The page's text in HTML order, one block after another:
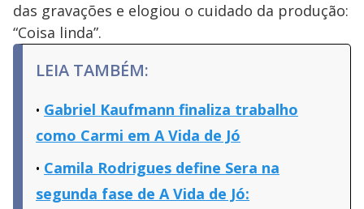
das gravações e elogiou o cuidado da produção:
“Coisa linda”.
LEIA TAMBÉM:
Gabriel Kaufmann finaliza trabalho
como Carmi em A Vida de Jó
Camila Rodrigues define Sera na
segunda fase de A Vida de Jó: